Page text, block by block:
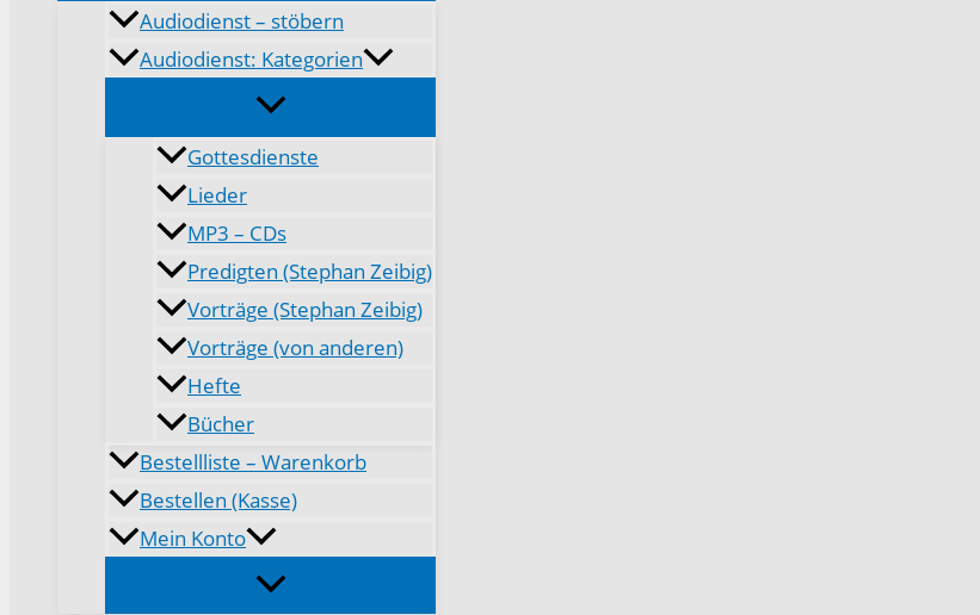
Audiodienst – stöbern
Audiodienst: Kategorien
Gottesdienste
Lieder
MP3 – CDs
Predigten (Stephan Zeibig)
Vorträge (Stephan Zeibig)
Vorträge (von anderen)
Hefte
Bücher
Bestellliste – Warenkorb
Bestellen (Kasse)
Mein Konto